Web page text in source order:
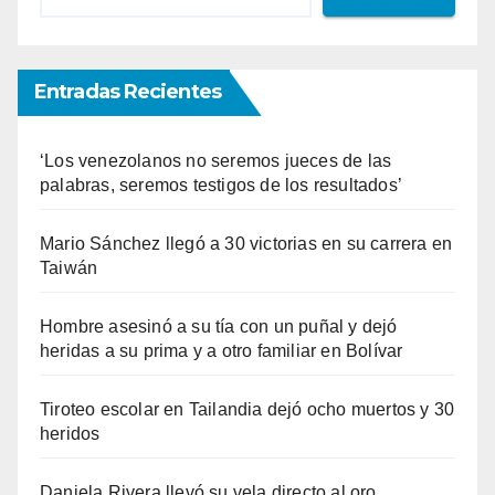
Entradas Recientes
‘Los venezolanos no seremos jueces de las
palabras, seremos testigos de los resultados’
Mario Sánchez llegó a 30 victorias en su carrera en
Taiwán
Hombre asesinó a su tía con un puñal y dejó
heridas a su prima y a otro familiar en Bolívar
Tiroteo escolar en Tailandia dejó ocho muertos y 30
heridos